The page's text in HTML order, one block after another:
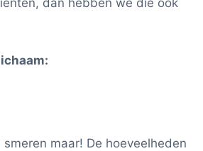
dan hebben we die ook
maar! De hoeveelheden